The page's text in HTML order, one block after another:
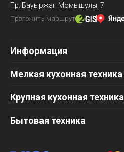
Пр. Бауыржан Момышулы, 7
Проложить маршрут
Информация
Мелкая кухонная техника
Крупная кухонная техника
Бытовая техника